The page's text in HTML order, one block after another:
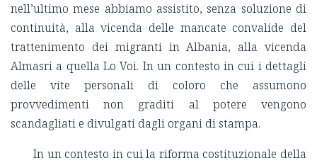
nell’ultimo mese abbiamo assistito, senza soluzione di
continuità, alla vicenda delle mancate convalide del
trattenimento dei migranti in Albania, alla vicenda
Almasri a quella Lo Voi. In un contesto in cui i dettagli
delle vite personali di coloro che assumono
provvedimenti non graditi al potere vengono
scandagliati e divulgati dagli organi di stampa.
In un contesto in cui la riforma costituzionale della